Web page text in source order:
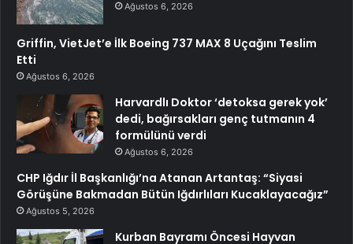
Ağustos 6, 2026
Griffin, VietJet’e İlk Boeing 737 MAX 8 Uçağını Teslim
Etti
Ağustos 6, 2026
Harvardlı Doktor ‘detoksa gerek yok’
dedi, bağırsakları genç tutmanın 4
formülünü verdi
Ağustos 6, 2026
CHP Iğdır İl Başkanlığı’na Atanan Artantaş: “Siyasi
Görüşüne Bakmadan Bütün Iğdırlıları Kucaklayacağız”
Ağustos 5, 2026
Kurban Bayramı Öncesi Hayvan